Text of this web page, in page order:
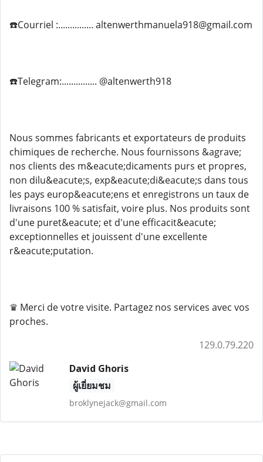
☎️Courriel :............... altenwerthmanuela918@gmail.com
☎️Telegram:............... @altenwerth918
Nous sommes fabricants et exportateurs de produits
chimiques de recherche. Nous fournissons &agrave;
nos clients des m&eacute;dicaments purs et propres,
non dilu&eacute;s, exp&eacute;di&eacute;s dans tous
les pays europ&eacute;ens et enregistrons un taux de
livraisons 100 % satisfait, voire plus. Nos produits sont
d'une puret&eacute; et d'une efficacit&eacute;
exceptionnelles et jouissent d'une excellente
r&eacute;putation.
♛ Merci de votre visite. Partagez nos services avec vos
proches.
129.0.79.220
David Ghoris
ผู้เยี่ยมชม
broklynejack@gmail.com